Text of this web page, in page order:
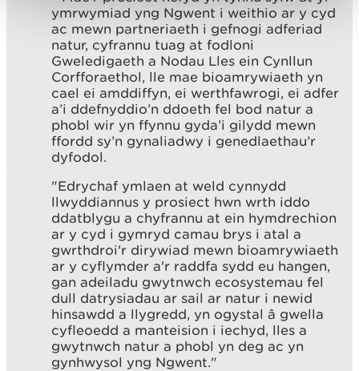
ymrwymiad yng Ngwent i weithio ar y cyd
ac mewn partneriaeth i gefnogi adferiad
natur, cyfrannu tuag at fodloni
Gweledigaeth a Nodau Lles ein Cynllun
Corfforaethol, lle mae bioamrywiaeth yn
cael ei amddiffyn, ei werthfawrogi, ei adfer
a’i ddefnyddio’n ddoeth fel bod natur a
phobl wir yn ffynnu gyda’i gilydd mewn
ffordd sy’n gynaliadwy i genedlaethau’r
dyfodol.
"Edrychaf ymlaen at weld cynnydd
llwyddiannus y prosiect hwn wrth iddo
ddatblygu a chyfrannu at ein hymdrechion
ar y cyd i gymryd camau brys i atal a
gwrthdroi'r dirywiad mewn bioamrywiaeth
ar y cyflymder a'r raddfa sydd eu hangen,
gan adeiladu gwytnwch ecosystemau fel
dull datrysiadau ar sail ar natur i newid
hinsawdd a llygredd, yn ogystal â gwella
cyfleoedd a manteision i iechyd, lles a
gwytnwch natur a phobl yn deg ac yn
gynhwysol yng Ngwent."